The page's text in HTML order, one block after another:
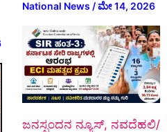
National News /ಮೇ 14, 2026
ಜನಸ್ಪಂದನ ನ್ಯೂಸ್‌, ನವದೆಹಲಿ/